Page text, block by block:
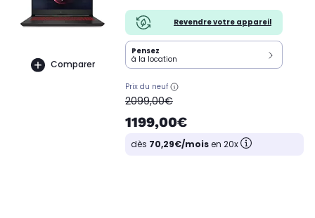
Comparer
Revendre votre appareil
Pensez
à la location
Prix du neuf
oldPrice
2099,00€
1199,00€
dès 70,29€/moisen 20x